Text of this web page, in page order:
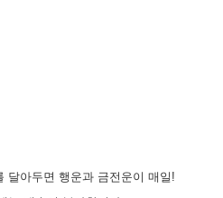
달아두면 행운과 금전운이 매일!